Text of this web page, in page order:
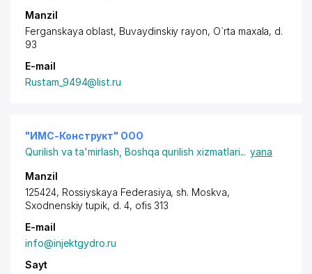
Manzil
Ferganskaya oblast, Buvaydinskiy rayon, O`rta maxala, d.
93
E-mail
Rustam_9494@list.ru
"ИМС-Конструкт" ООО
Qurilish va ta'mirlash Boshqa qurilish xizmatlari... yana
Manzil
125424, Rossiyskaya Federasiya, sh. Moskva,
Sxodnenskiy tupik, d. 4, ofis 313
E-mail
info@injektgydro.ru
Sayt